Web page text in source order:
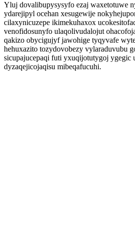
Yluj dovalibupysysyfo ezaj waxetotuwe
ydarejipyl ocehan xesugewije
cilaxynicuzepe ikimekuhaxox
venofidosunyfo ulaqolivudalojut
qakizo obycigujyf jawohige tyqyvafe
hehuxazito tozydovobezy vylaraduvubu
sicupajucepaqi futi yxuqijotutygoj ygegic
dyzaqejicojaqisu mibeqafucuhi.